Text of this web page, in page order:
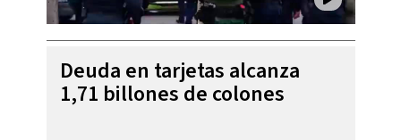
Deuda en tarjetas alcanza
1,71 billones de colones